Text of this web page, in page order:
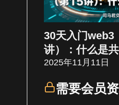
30天入门web3
讲）：什么是
2025年11月11日
需要会员